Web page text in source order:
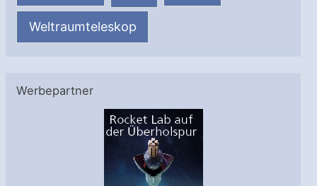
Weltraumteleskop
Werbepartner